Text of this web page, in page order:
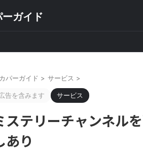
ガイド
パーガイド > サービス >
告を含みます サービス
ステリーチャンネル
あり